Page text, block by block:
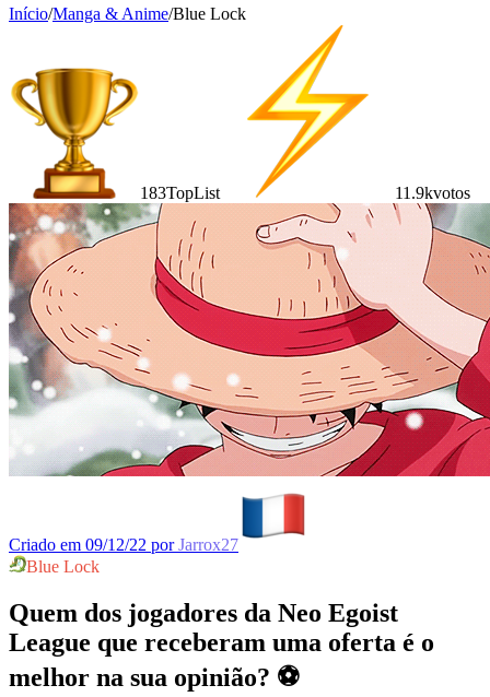
Início/Manga & Anime/Blue Lock
183TopList 11.9kvotos
Criado em 09/12/22 por Jarrox27
Blue Lock
Quem dos jogadores da Neo Egoist
League que receberam uma oferta é o
melhor na sua opinião? ⚽